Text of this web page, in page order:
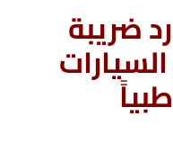
ضريبة